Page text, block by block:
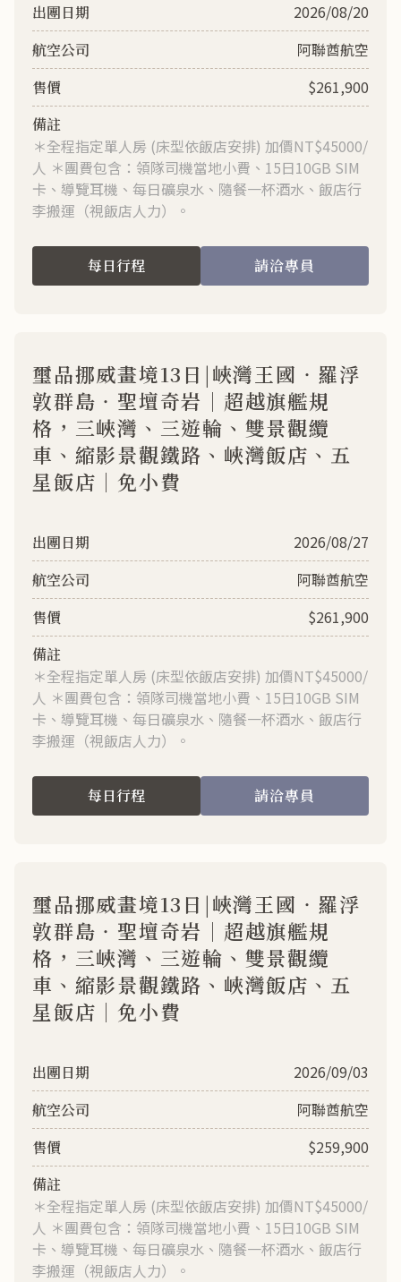
2026/08/20
阿聯酋航空
$261,900
＊全程指定單人房 (床型依飯店安排) 加價NT$45000/
人 ＊團費包含：領隊司機當地小費、15日10GB SIM
卡、導覽耳機、每日礦泉水、隨餐一杯酒水、飯店行
李搬運（視飯店人力）。
每日行程 請洽專員
2026/08/27
璽品挪威畫境13日|峽灣王國‧羅浮
敦群島‧聖壇奇岩｜超越旗艦規
格，三峽灣、三遊輪、雙景觀纜
車、縮影景觀鐵路、峽灣飯店、五
星飯店｜免小費
阿聯酋航空
$261,900
＊全程指定單人房 (床型依飯店安排) 加價NT$45000/
人 ＊團費包含：領隊司機當地小費、15日10GB SIM
卡、導覽耳機、每日礦泉水、隨餐一杯酒水、飯店行
李搬運（視飯店人力）。
每日行程 請洽專員
2026/09/03
璽品挪威畫境13日|峽灣王國‧羅浮
敦群島‧聖壇奇岩｜超越旗艦規
格，三峽灣、三遊輪、雙景觀纜
車、縮影景觀鐵路、峽灣飯店、五
星飯店｜免小費
阿聯酋航空
$259,900
＊全程指定單人房 (床型依飯店安排) 加價NT$45000/
人 ＊團費包含：領隊司機當地小費、15日10GB SIM
卡、導覽耳機、每日礦泉水、隨餐一杯酒水、飯店行
李搬運（視飯店人力）。